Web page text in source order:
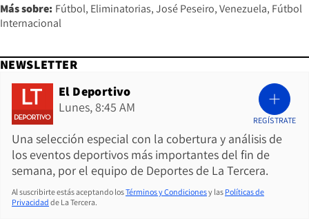
Más sobre: Fútbol Eliminatorias José Peseiro Venezuela Fútbol
Internacional
NEWSLETTER
El Deportivo
Lunes, 8:45 AM
Una selección especial con la cobertura y análisis de
los eventos deportivos más importantes del fin de
semana, por el equipo de Deportes de La Tercera.
REGÍSTRATE
Al suscribirte estás aceptando losTérminos y Condicionesy las Políticas de
Privacidad de La Tercera.